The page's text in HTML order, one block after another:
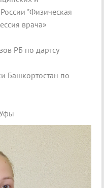
"Физическая
врача»
РБ по дартсу
Башкортостан по